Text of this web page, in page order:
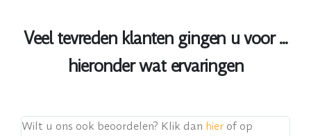
Veel tevreden klanten gingen u voor ...
hieronder wat ervaringen
Wilt u ons ook beoordelen? Klik dan hier of op